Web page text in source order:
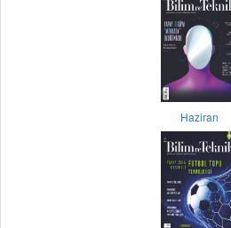
Haziran